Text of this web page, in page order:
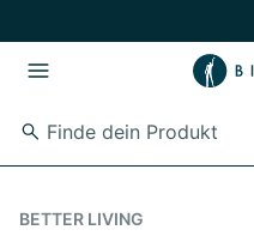
BETTER LIVING